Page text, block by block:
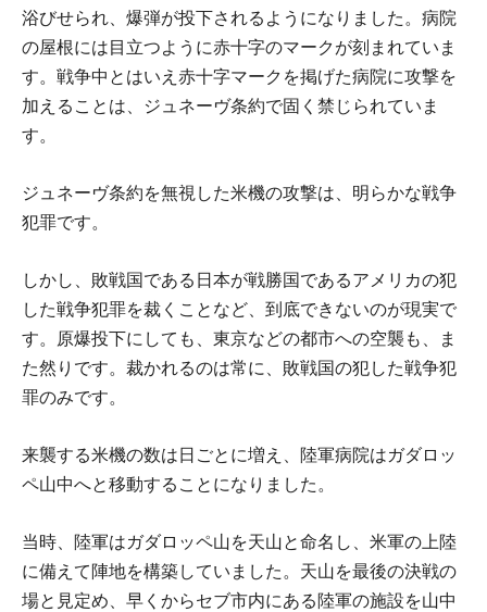
浴びせられ、爆弾が投下されるようになりました。病院
の屋根には目立つように赤十字のマークが刻まれていま
す。戦争中とはいえ赤十字マークを掲げた病院に攻撃を
加えることは、ジュネーヴ条約で固く禁じられていま
す。
ジュネーヴ条約を無視した米機の攻撃は、明らかな戦争
犯罪です。
しかし、敗戦国である日本が戦勝国であるアメリカの犯
した戦争犯罪を裁くことなど、到底できないのが現実で
す。原爆投下にしても、東京などの都市への空襲も、ま
た然りです。裁かれるのは常に、敗戦国の犯した戦争犯
罪のみです。
来襲する米機の数は日ごとに増え、陸軍病院はガダロッ
ペ山中へと移動することになりました。
当時、陸軍はガダロッペ山を天山と命名し、米軍の上陸
に備えて陣地を構築していました。天山を最後の決戦の
場と見定め、早くからセブ市内にある陸軍の施設を山中